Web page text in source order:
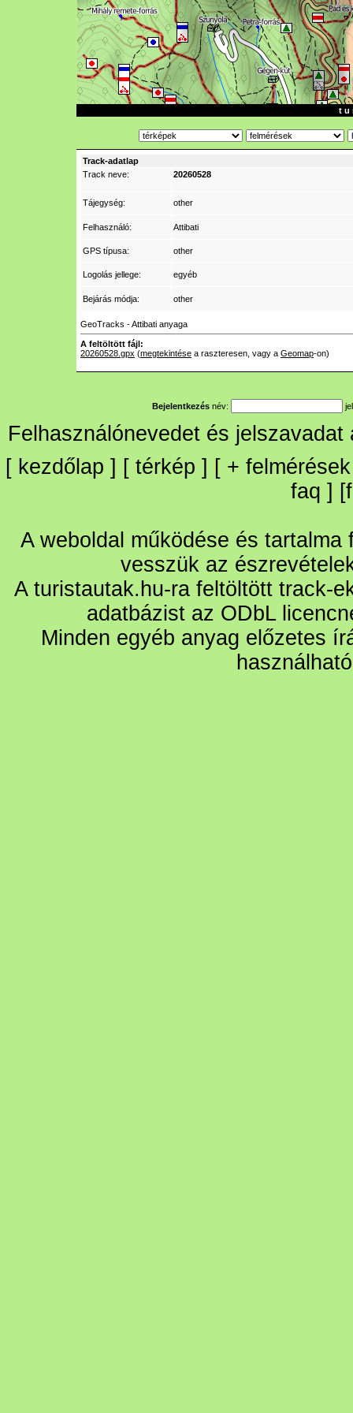
t u
Track-adatlap
Track neve:
20260528
Tájegység: other
Felhasználó: Attibati
GPS típusa: other
Logolás jellege: egyéb
Bejárás módja: other
GeoTracks - Attibati anyaga
A feltöltött fájl:
20260528.gpx (megtekintése a raszteresen, vagy a Geomap-on)
Bejelentkezés név:
Felhasználónevedet és
[ kezdőlap ] [ térkép ] [ + felmérések
faq ] [
A weboldal működése és
vesszük az
A turistautak.hu-ra feltöltött track-
adatbázist az ODbL
Minden egyéb anyag előzetes